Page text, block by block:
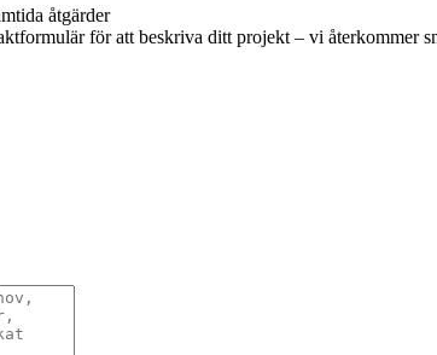
åtgärder
för att beskriva ditt projekt – vi återkommer